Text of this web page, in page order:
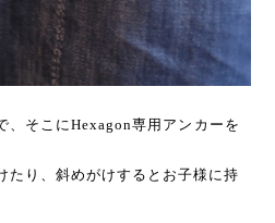
、そこにHexagon専用アンカーを
たり、斜めがけするとお子様に持